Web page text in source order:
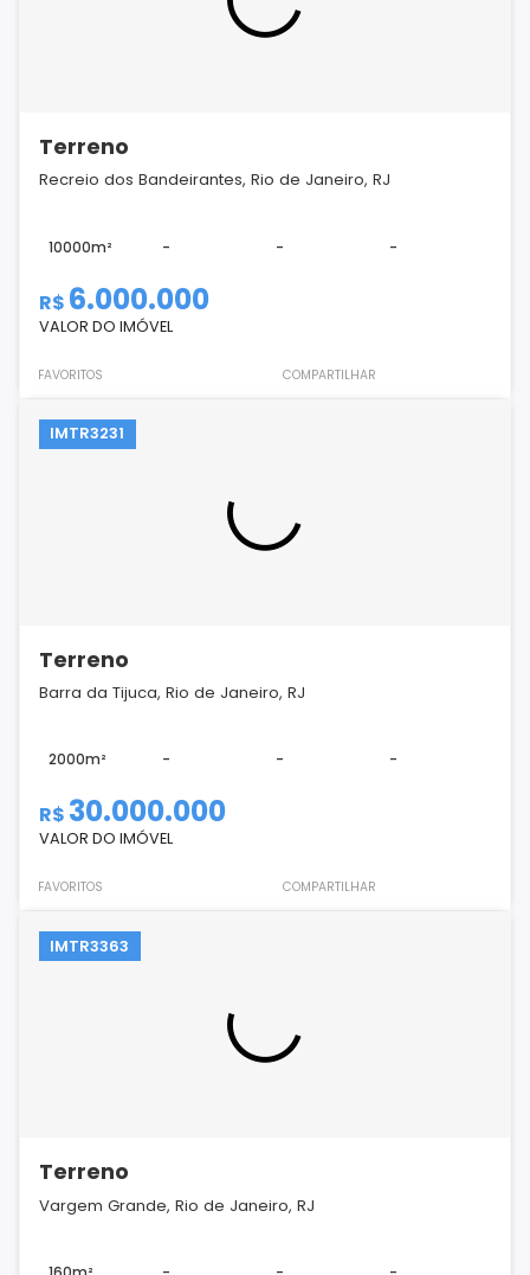
Terreno
Recreio dos Bandeirantes, Rio de Janeiro, RJ
10000m² - - -
R$ 6.000.000
VALOR DO IMÓVEL
FAVORITOS COMPARTILHAR
IMTR3231
Terreno
Barra da Tijuca, Rio de Janeiro, RJ
2000m² - - -
R$ 30.000.000
VALOR DO IMÓVEL
FAVORITOS COMPARTILHAR
IMTR3363
Terreno
Vargem Grande, Rio de Janeiro, RJ